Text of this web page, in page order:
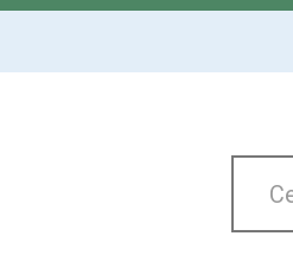
Prodotto